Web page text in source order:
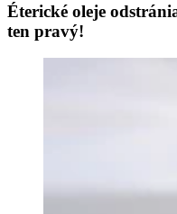
Éterické oleje
ten pravý!